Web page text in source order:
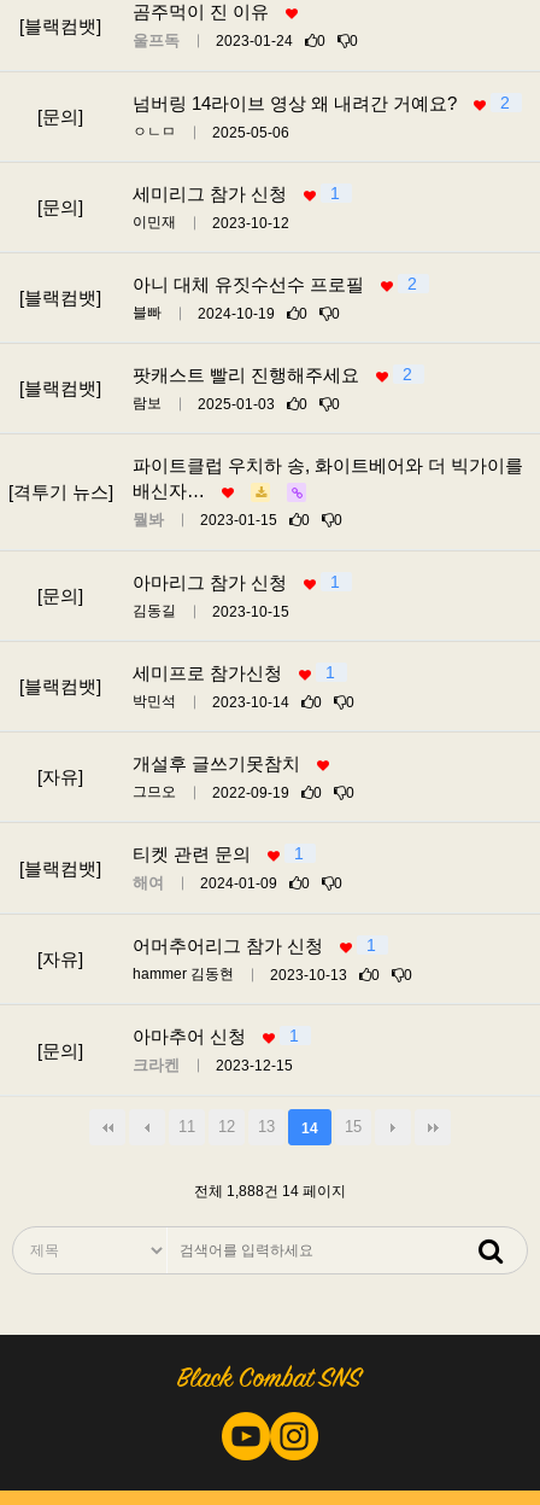
[블랙컴뱃]
곰주먹이 진 이유
울프독 2023-01-24 0 0
[문의]
넘버링 14라이브 영상 왜 내려간 거예요? 2
ㅇㄴㅁ 2025-05-06
[문의]
세미리그 참가 신청 1
이민재 2023-10-12
[블랙컴뱃]
아니 대체 유짓수선수 프로필 2
블빠 2024-10-19 0 0
[블랙컴뱃]
팟캐스트 빨리 진행해주세요 2
람보 2025-01-03 0 0
[격투기 뉴스]
파이트클럽 우치하 송, 화이트베어와 더 빅가이를
배신자…
뭘봐 2023-01-15 0 0
[문의]
아마리그 참가 신청 1
김동길 2023-10-15
[블랙컴뱃]
세미프로 참가신청 1
박민석 2023-10-14 0 0
[자유]
개설후 글쓰기못참치
그므오 2022-09-19 0 0
[블랙컴뱃]
티켓 관련 문의 1
해여 2024-01-09 0 0
[자유]
어머추어리그 참가 신청 1
hammer 김동현 2023-10-13 0 0
[문의]
아마추어 신청 1
크라켄 2023-12-15
11 12 13 14 15
전체 1,888건 14 페이지